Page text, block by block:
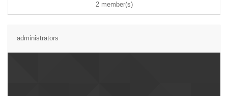
2 member(s)
administrators